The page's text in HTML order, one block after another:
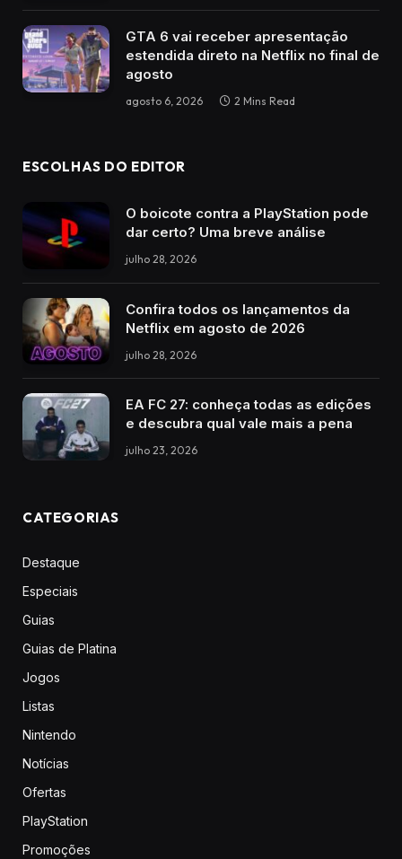
GTA 6 vai receber apresentação
estendida direto na Netflix no final de
agosto
agosto 6, 2026 2 Mins Read
ESCOLHAS DO EDITOR
O boicote contra a PlayStation pode
dar certo? Uma breve análise
julho 28, 2026
Confira todos os lançamentos da
Netflix em agosto de 2026
julho 28, 2026
EA FC 27: conheça todas as edições
e descubra qual vale mais a pena
julho 23, 2026
CATEGORIAS
Destaque
Especiais
Guias
Guias de Platina
Jogos
Listas
Nintendo
Notícias
Ofertas
PlayStation
Promoções